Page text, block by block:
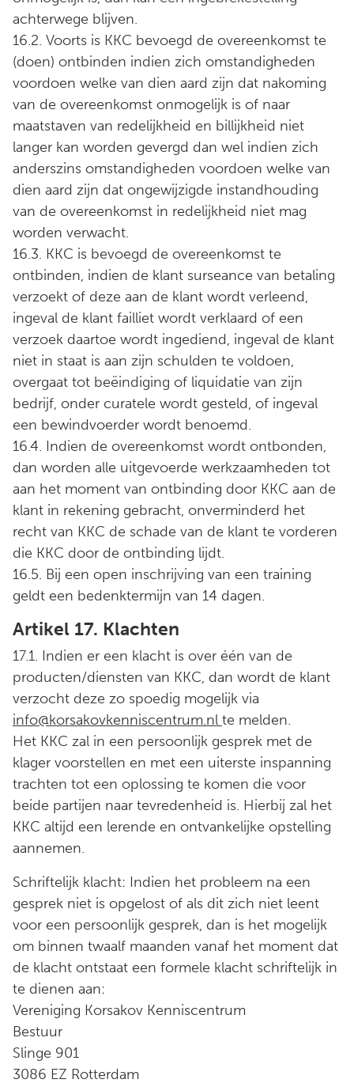
achterwege blijven.
16.2. Voorts is KKC bevoegd de overeenkomst te
(doen) ontbinden indien zich omstandigheden
voordoen welke van dien aard zijn dat nakoming
van de overeenkomst onmogelijk is of naar
maatstaven van redelijkheid en billijkheid niet
langer kan worden gevergd dan wel indien zich
anderszins omstandigheden voordoen welke van
dien aard zijn dat ongewijzigde instandhouding
van de overeenkomst in redelijkheid niet mag
worden verwacht.
16.3. KKC is bevoegd de overeenkomst te
ontbinden, indien de klant surseance van betaling
verzoekt of deze aan de klant wordt verleend,
ingeval de klant failliet wordt verklaard of een
verzoek daartoe wordt ingediend, ingeval de klant
niet in staat is aan zijn schulden te voldoen,
overgaat tot beëindiging of liquidatie van zijn
bedrijf, onder curatele wordt gesteld, of ingeval
een bewindvoerder wordt benoemd.
16.4. Indien de overeenkomst wordt ontbonden,
dan worden alle uitgevoerde werkzaamheden tot
aan het moment van ontbinding door KKC aan de
klant in rekening gebracht, onverminderd het
recht van KKC de schade van de klant te vorderen
die KKC door de ontbinding lijdt.
16.5. Bij een open inschrijving van een training
geldt een bedenktermijn van 14 dagen.
Artikel 17. Klachten
17.1. Indien er een klacht is over één van de
producten/diensten van KKC, dan wordt de klant
verzocht deze zo spoedig mogelijk via
info@korsakovkenniscentrum.nl te melden.
Het KKC zal in een persoonlijk gesprek met de
klager voorstellen en met een uiterste inspanning
trachten tot een oplossing te komen die voor
beide partijen naar tevredenheid is. Hierbij zal het
KKC altijd een lerende en ontvankelijke opstelling
aannemen.
Schriftelijk klacht: Indien het probleem na een
gesprek niet is opgelost of als dit zich niet leent
voor een persoonlijk gesprek, dan is het mogelijk
om binnen twaalf maanden vanaf het moment dat
de klacht ontstaat een formele klacht schriftelijk in
te dienen aan:
Vereniging Korsakov Kenniscentrum
Bestuur
Slinge 901
3086 EZ Rotterdam